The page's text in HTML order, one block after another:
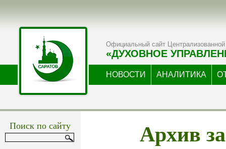
Официальный сайт Централизованной
«ДУХОВНОЕ
НОВОСТИ АНАЛИТИКА
Поиск по сайту Архив